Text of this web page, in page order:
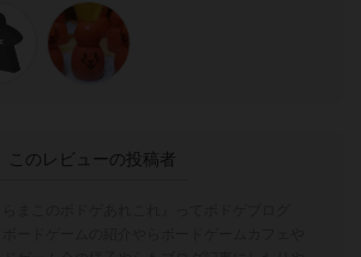
このレビューの投稿者